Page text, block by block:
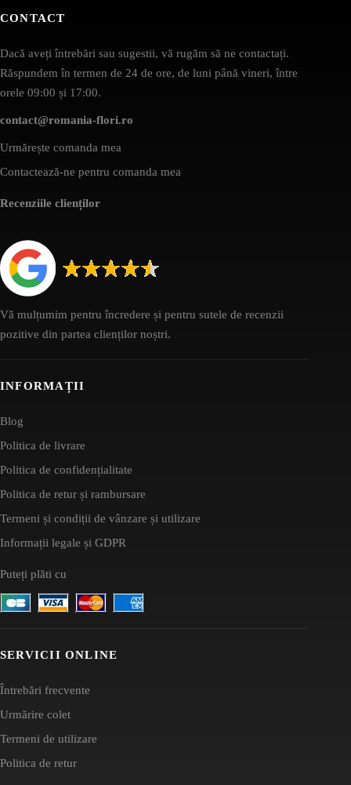
CONTACT
Dacă aveți întrebări sau sugestii, vă rugăm să ne contactați.
Răspundem în termen de 24 de ore, de luni până vineri, între
orele 09:00 și 17:00.
contact@romania-flori.ro
Urmărește comanda mea
Contactează-ne pentru comanda mea
Recenziile clienților
Vă mulțumim pentru încredere și pentru sutele de recenzii
pozitive din partea clienților noștri.
INFORMAȚII
Blog
Politica de livrare
Politica de confidențialitate
Politica de retur și rambursare
Termeni și condiții de vânzare și utilizare
Informații legale și GDPR
Puteți plăti cu
SERVICII ONLINE
Întrebări frecvente
Urmărire colet
Termeni de utilizare
Politica de retur